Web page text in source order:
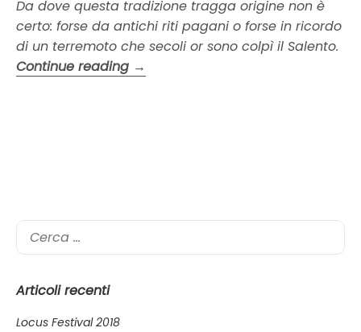
Da dove questa tradizione tragga origine non è
certo: forse da antichi riti pagani o forse in ricordo
di un terremoto che secoli or sono colpì il Salento.
Continue reading “La
→
Ricerca
per:
Articoli recenti
Locus Festival 2018